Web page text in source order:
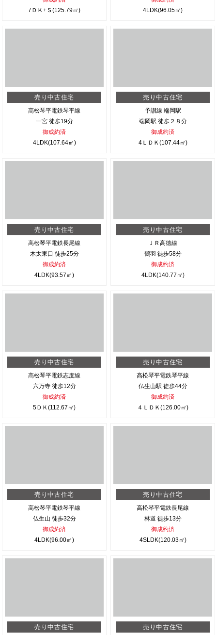
7ＤＫ+Ｓ(125.79㎡)
4LDK(96.05㎡)
売り中古住宅
高松琴平電鉄琴平線
一宮 徒歩19分
御成約済
4LDK(107.64㎡)
売り中古住宅
予讃線 端岡駅
端岡駅 徒歩２８分
御成約済
4ＬＤＫ(107.44㎡)
売り中古住宅
高松琴平電鉄長尾線
木太東口 徒歩25分
御成約済
4LDK(93.57㎡)
売り中古住宅
ＪＲ高徳線
鶴羽 徒歩58分
御成約済
4LDK(140.77㎡)
売り中古住宅
高松琴平電鉄志度線
六万寺 徒歩12分
御成約済
5ＤＫ(112.67㎡)
売り中古住宅
高松琴平電鉄琴平線
仏生山駅 徒歩44分
御成約済
４ＬＤＫ(126.00㎡)
売り中古住宅
高松琴平電鉄琴平線
仏生山 徒歩32分
御成約済
4LDK(96.00㎡)
売り中古住宅
高松琴平電鉄長尾線
林道 徒歩13分
御成約済
4SLDK(120.03㎡)
売り中古住宅 売り中古住宅